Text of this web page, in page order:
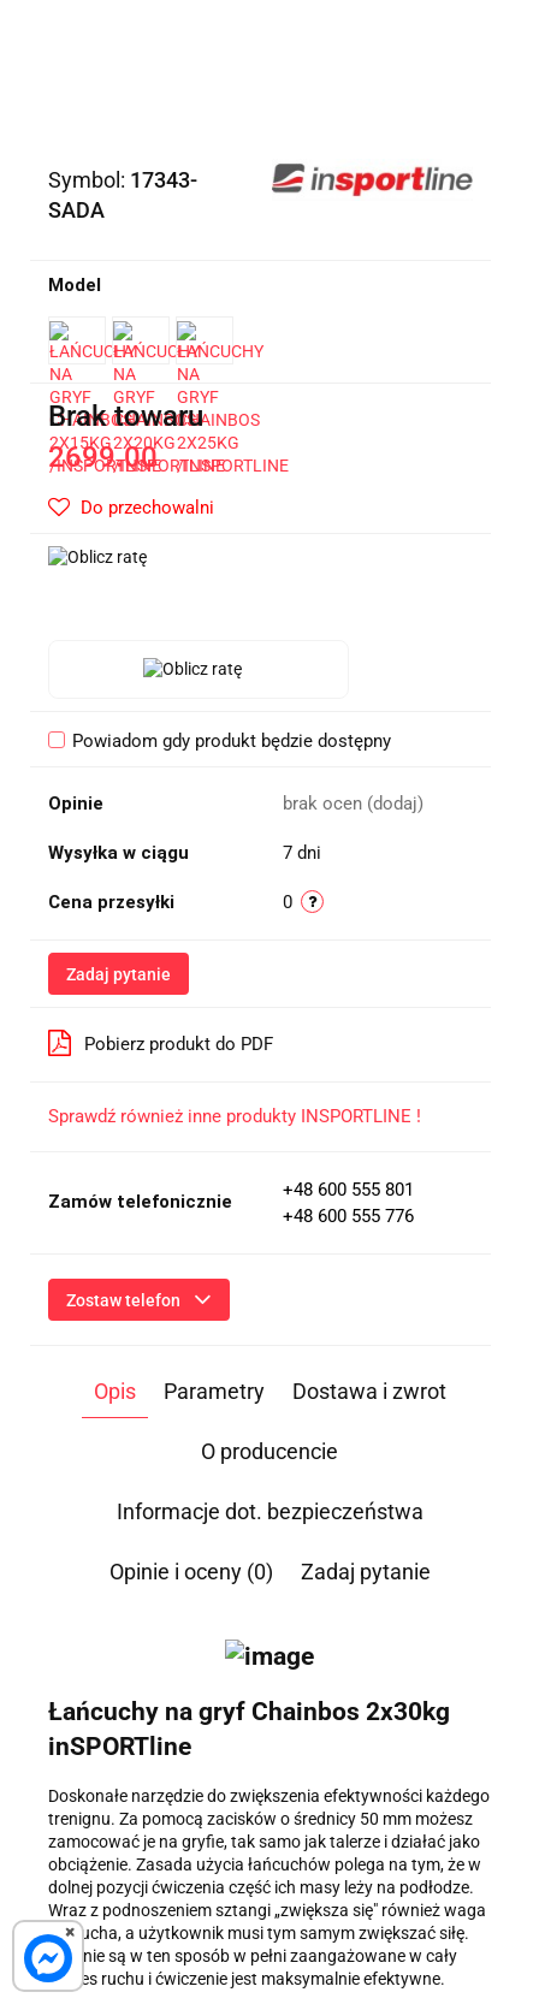
×
Symbol: 17343-
SADA
Model
Brak towaru
2699.00
Do przechowalni
Powiadom gdy produkt będzie dostępny
Opinie brak ocen (dodaj)
Wysyłka w ciągu 7 dni
Cena przesyłki 0
Zadaj pytanie
Pobierz produkt do PDF
Sprawdź również inne produkty INSPORTLINE !
Zamów telefonicznie
+48 600 555 801
+48 600 555 776
Zostaw telefon
Przesłanie formularza oznacza przekazanie danych osobowych
(imię, numer telefonu) niezbędnych do kontaktu i udzielenia
odpowiedzi na Twoje zapytanie, a także zgodę na ich
przetwarzanie przez Administratora w celu realizacji tego
Prywatności.
Administratorem danych osobowych jest Damian Skiba -
Klaczkowski prowadzący działalność gospodarczą pod firmą:
konieczna, do udzielenia odpowiedzi, może być w każdej chwili
wycofana, kontaktując się z administratorem, np. przez e-mail:
Dane będą przechowywane do czasu udzielenia odpowiedzi na
zapytanie lub cofnięcia zgody. Osobie, której dane dotyczą,
przysługuje prawo dostępu do swoich danych, ich sprostowania,
przetwarzania, a także prawo wniesienia skargi do Prezesa
Urzędu Ochrony Danych Osobowych.
Opis Parametry Dostawa i zwrot
O producencie
Informacje dot. bezpieczeństwa
Opinie i oceny (0) Zadaj pytanie
Łańcuchy na gryf Chainbos 2x30kg
inSPORTline
Doskonałe narzędzie do zwiększenia efektywności każdego
trenignu. Za pomocą zacisków o średnicy 50 mm możesz
zamocować je na gryfie, tak samo jak talerze i działać jako
obciążenie. Zasada użycia łańcuchów polega na tym, że w
dolnej pozycji ćwiczenia część ich masy leży na podłodze.
Wraz z podnoszeniem sztangi „zwiększa się" również waga
łańcucha, a użytkownik musi tym samym zwiększać siłę.
Mięśnie są w ten sposób w pełni zaangażowane w cały
zakres ruchu i ćwiczenie jest maksymalnie efektywne.